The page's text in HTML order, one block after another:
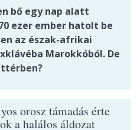
bő egy nap alatt
ezer ember hatolt be
az észak-afrikai
Marokkóból. De
orosz támadás érte
a halálos áldozat